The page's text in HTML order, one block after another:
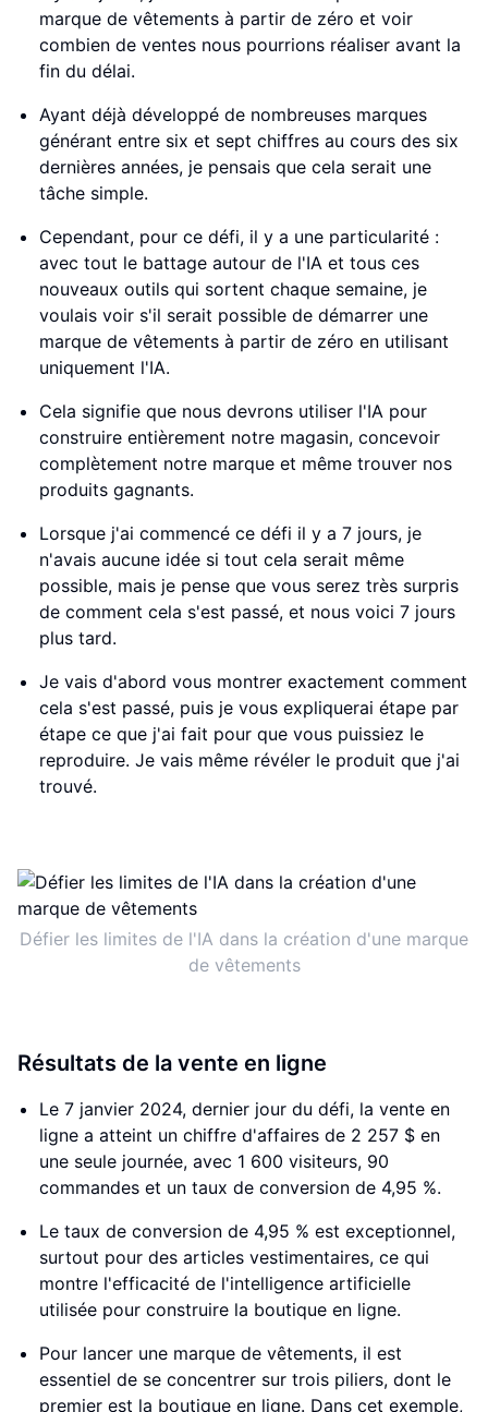
marque de vêtements à partir de zéro et voir
combien de ventes nous pourrions réaliser avant la
fin du délai.
Ayant déjà développé de nombreuses marques
générant entre six et sept chiffres au cours des six
dernières années, je pensais que cela serait une
tâche simple.
Cependant, pour ce défi, il y a une particularité :
avec tout le battage autour de l'IA et tous ces
nouveaux outils qui sortent chaque semaine, je
voulais voir s'il serait possible de démarrer une
marque de vêtements à partir de zéro en utilisant
uniquement l'IA.
Cela signifie que nous devrons utiliser l'IA pour
construire entièrement notre magasin, concevoir
complètement notre marque et même trouver nos
produits gagnants.
Lorsque j'ai commencé ce défi il y a 7 jours, je
n'avais aucune idée si tout cela serait même
possible, mais je pense que vous serez très surpris
de comment cela s'est passé, et nous voici 7 jours
plus tard.
Je vais d'abord vous montrer exactement comment
cela s'est passé, puis je vous expliquerai étape par
étape ce que j'ai fait pour que vous puissiez le
reproduire. Je vais même révéler le produit que j'ai
trouvé.
Défier les limites de l'IA dans la création d'une marque
de vêtements
Résultats de la vente en ligne
Le 7 janvier 2024, dernier jour du défi, la vente en
ligne a atteint un chiffre d'affaires de 2 257 $ en
une seule journée, avec 1 600 visiteurs, 90
commandes et un taux de conversion de 4,95 %.
Le taux de conversion de 4,95 % est exceptionnel,
surtout pour des articles vestimentaires, ce qui
montre l'efficacité de l'intelligence artificielle
utilisée pour construire la boutique en ligne.
Pour lancer une marque de vêtements, il est
essentiel de se concentrer sur trois piliers, dont le
premier est la boutique en ligne. Dans cet exemple,